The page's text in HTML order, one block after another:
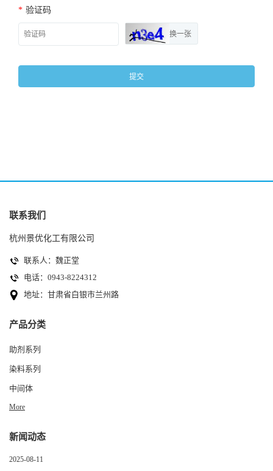
* 验证码
换一张
提交
联系我们
杭州景优化工有限公司
联系人：魏正堂
电话：0943-8224312
地址：甘肃省白银市兰州路
产品分类
助剂系列
染料系列
中间体
More
新闻动态
2025-08-11